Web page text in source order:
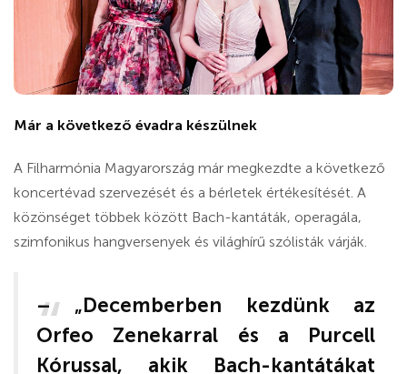
Már a következő évadra készülnek
A Filharmónia Magyarország már megkezdte a következő
koncertévad szervezését és a bérletek értékesítését. A
közönséget többek között Bach-kantáták, operagála,
szimfonikus hangversenyek és világhírű szólisták várják.
– „Decemberben kezdünk az
Orfeo Zenekarral és a Purcell
Kórussal, akik Bach-kantátákat